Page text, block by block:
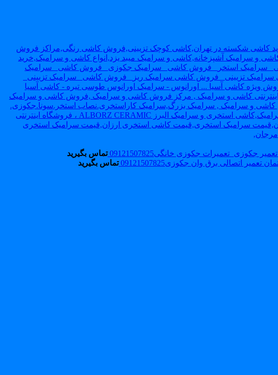
تعمیر جکوزی_تعمیرات جکوزی خانگی09121507825
تماس بگیرید
تعمیر اتصالی برق وان جکوزی09121507825
تماس بگیرید